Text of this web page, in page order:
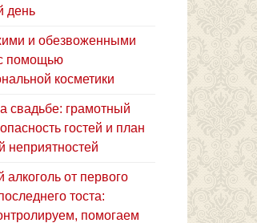
день
и обезвоженными
помощью
косметики
свадьбе: грамотный
гостей и план
неприятностей
от первого
тоста:
помогаем